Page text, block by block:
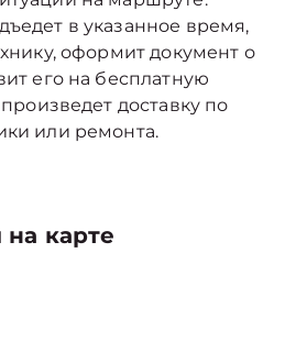
в указанное время,
оформит документ о
его на бесплатную
доставку по
или ремонта.
карте